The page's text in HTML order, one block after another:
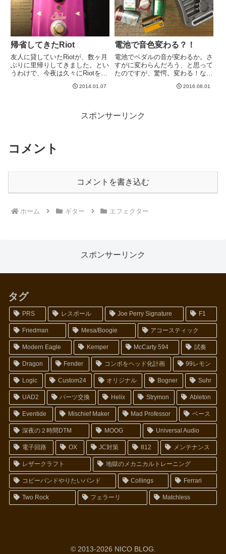
帰省してきたRiot
友人に貸していたRiotが、数ヶ月
ぶりに里帰りしてきました。とい
うわけで、今夜は久々にRiotを使
のVoiceスイッチは、左は普通。
2014.01.07
電池で音色変わる？！
電池でペダルの音が変わるか。さ
すがに変わらんだろう、と思って
たのですが、驚愕。変わる！なん
ていた時に、電池からACアダプ
てきて、それまでのちょっと寂
し...
2016.08.01
スポンサーリンク
コメント
コメントを書き込む
ホーム ギター エフェクター
スポンサーリンク
タグ
PRS レスポール Joe Perry Signature F1
Friedman Mesa/Boogie アコースティック
Modern Eagle Kemper McCarty 594 試奏
Dragon Fender コンボをヘッド化計画 99レモン
Logic Custom24 オリジナル Bogner Suhr
UAD2 パーツ交換 Helix Strymon Ableton
Eventide Mischief Maker Mad Professor ベース
深夜の２時間DTM MOOG Universal Audio
電子回路 OX JC対策 812 メンテナンス
レザークラフト 地獄のメカニカルトレーニング
コピーバンドやりたいバンド Collings Ferrari
Two Rock フェラーリ Matchless
© 2013-2026 NICO BLOG.